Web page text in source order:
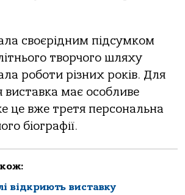
своєрідним підсумком
творчого шляху
роботи різних років. Для
має особливе
це вже третя персональна
біографії.
відкриють виставку